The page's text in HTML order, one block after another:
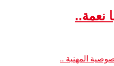
نعمة..